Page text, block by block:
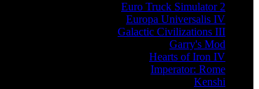
Euro Truck Simulator 2
Europa Universalis IV
Galactic Civilizations III
Garry's Mod
Hearts of Iron IV
Imperator: Rome
Kenshi